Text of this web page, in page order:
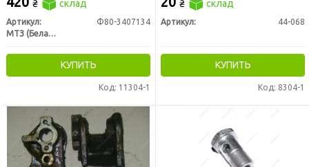
₴ склад
Артикул:
Ф80-3407134
МТЗ (Беларусь)
КУПИТЬ
Код: 11304-1
₴ склад
Артикул: 44-068
КУПИТЬ
Код: 8304-1